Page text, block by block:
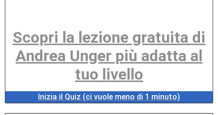
Scopri la lezione gratuita di
Andrea Unger più adatta al
tuo livello
Inizia il Quiz (ci vuole meno di 1 minuto)